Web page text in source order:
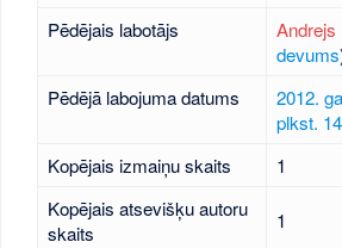
Pēdējais labotājs
Andrejs
devums
Pēdējā labojuma datums
2012.
plkst.
Kopējais izmaiņu skaits
1
Kopējais atsevišķu autoru
skaits
1